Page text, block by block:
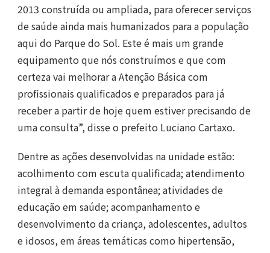
2013 construída ou ampliada, para oferecer serviços
de saúde ainda mais humanizados para a população
aqui do Parque do Sol. Este é mais um grande
equipamento que nós construímos e que com
certeza vai melhorar a Atenção Básica com
profissionais qualificados e preparados para já
receber a partir de hoje quem estiver precisando de
uma consulta”, disse o prefeito Luciano Cartaxo.
Dentre as ações desenvolvidas na unidade estão:
acolhimento com escuta qualificada; atendimento
integral à demanda espontânea; atividades de
educação em saúde; acompanhamento e
desenvolvimento da criança, adolescentes, adultos
e idosos, em áreas temáticas como hipertensão,